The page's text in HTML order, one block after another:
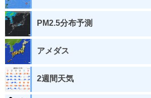
PM2.5分布予測
アメダス
2週間天気